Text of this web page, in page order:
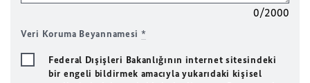
0/2000
Veri Koruma Beyannamesi *
Federal Dışişleri Bakanlığının internet sitesindeki
bir engeli bildirmek amacıyla yukarıdaki kişisel